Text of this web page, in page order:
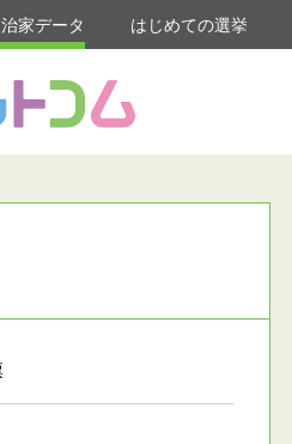
家データ はじめての選挙